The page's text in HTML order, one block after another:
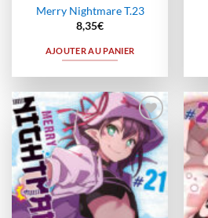
Merry Nightmare T.23
8,35€
AJOUTER AU PANIER
Ajouter
à la
wishlist